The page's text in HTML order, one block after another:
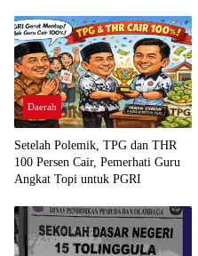
Daerah
Setelah Polemik, TPG dan THR
100 Persen Cair, Pemerhati Guru
Angkat Topi untuk PGRI